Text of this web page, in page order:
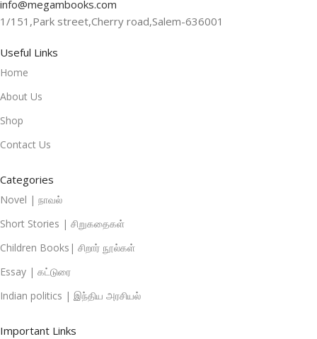
info@megambooks.com
1/151,Park street,Cherry road,Salem-636001
Useful Links
Home
About Us
Shop
Contact Us
Categories
Novel | நாவல்
Short Stories | சிறுகதைகள்
Children Books| சிறார் நூல்கள்
Essay | கட்டுரை
Indian politics | இந்திய அரசியல்
Important Links